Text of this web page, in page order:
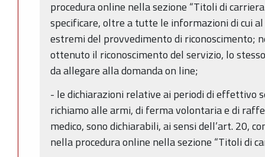
procedura online nella sezione “Titoli di
specificare, oltre a tutte le informazioni di cui
estremi del provvedimento di riconoscimento;
ottenuto il riconoscimento del servizio, lo
da allegare alla domanda on line;
- le dichiarazioni relative ai periodi di effettivo
richiamo alle armi, di ferma volontaria e di
medico, sono dichiarabili, ai sensi dell’art. 20,
nella procedura online nella sezione “Titoli di